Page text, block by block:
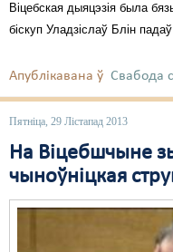
Віцебская дыяцэзія была
біскуп Уладзіслаў Блін
Апублікавана ў Свабода
Пятніца, 29 Лістапад 2013
На Віцебшчыне
чыноўніцкая